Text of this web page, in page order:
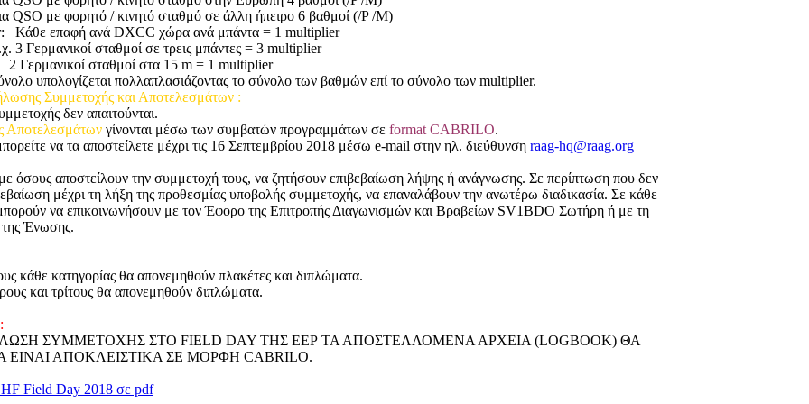
φορητό / κινητό σταθμό σε άλλη ήπειρο 6 βαθμοί (/P /M)
Κάθε επαφή ανά DXCC χώρα ανά μπάντα = 1 multiplier
σταθμοί σε τρεις μπάντες = 3 multiplier
σταθμοί στα 15 m = 1 multiplier
υπολογίζεται πολλαπλασιάζοντας το σύνολο των βαθμών επί το σύνολο των multiplier.
Συμμετοχής και Αποτελεσμάτων :
δεν απαιτούνται.
Αποτελεσμάτωνγίνονται μέσω των συμβατών προγραμμάτων σε format CABRILO.
να τα αποστείλετε μέχρι τις 16 Σεπτεμβρίου 2018 μέσω e-mail στην ηλ. διεύθυνση raag-hq@raag.org
όσους αποστείλουν την συμμετοχή τους, να ζητήσουν επιβεβαίωση λήψης ή ανάγνωσης. Σε περίπτωση που δεν
μέχρι τη λήξη της προθεσμίας υποβολής συμμετοχής, να επαναλάβουν την ανωτέρω διαδικασία. Σε κάθε
να επικοινωνήσουν με τον Έφορο της Επιτροπής Διαγωνισμών και Βραβείων SV1BDO Σωτήρη ή με τη
Ένωσης.
κάθε κατηγορίας θα απονεμηθούν πλακέτες και διπλώματα.
και τρίτους θα απονεμηθούν διπλώματα.
ΣΥΜΜΕΤΟΧΗΣ ΣΤΟ FIELD DAY ΤΗΣ ΕΕΡ ΤΑ ΑΠΟΣΤΕΛΛΟΜΕΝΑ ΑΡΧΕΙΑ (LOGBOOK) ΘΑ
ΕΙΝΑΙ ΑΠΟΚΛΕΙΣΤΙΚΑ ΣΕ ΜΟΡΦΗ CABRILO.
HF Field Day 2018 σε pdf